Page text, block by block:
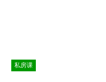
私房课